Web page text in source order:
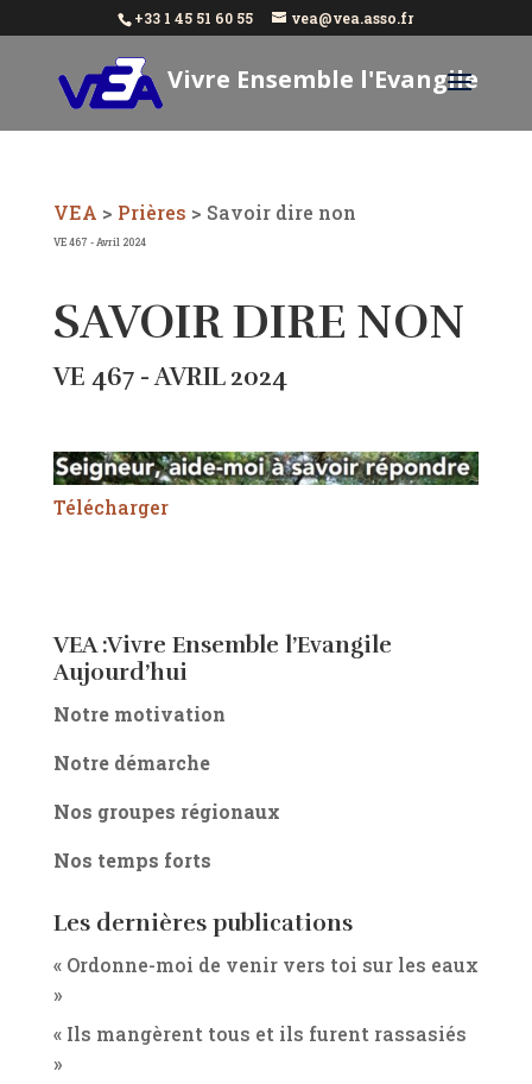
+33 1 45 51 60 55 vea@vea.asso.fr
Vivre Ensemble l'Evangile
VEA > Prières > Savoir dire non
VE 467 - Avril 2024
SAVOIR DIRE NON
VE 467 - AVRIL 2024
Télécharger
VEA :Vivre Ensemble l’Evangile
Aujourd’hui
Notre motivation
Notre démarche
Nos groupes régionaux
Nos temps forts
Les dernières publications
« Ordonne-moi de venir vers toi sur les eaux
»
« Ils mangèrent tous et ils furent rassasiés
»